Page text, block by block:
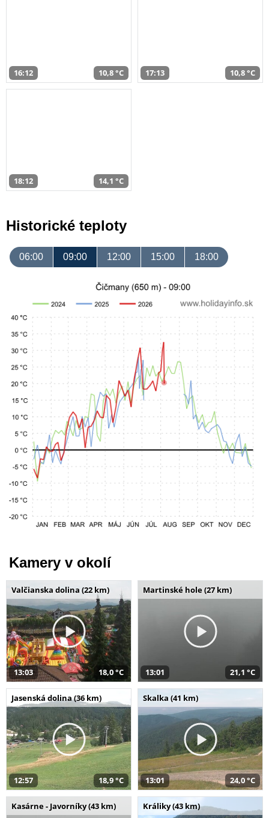
16:12 10,8 °C 17:13 10,8 °C
18:12 14,1 °C
Historické teploty
06:00 09:00 12:00 15:00 18:00
Kamery v okolí
Valčianska dolina (22 km)
13:03 18,0 °C
Martinské hole (27 km)
13:01 21,1 °C
Jasenská dolina (36 km)
12:57 18,9 °C
Skalka (41 km)
13:01 24,0 °C
Kasárne - Javorníky (43 km) Králiky (43 km)